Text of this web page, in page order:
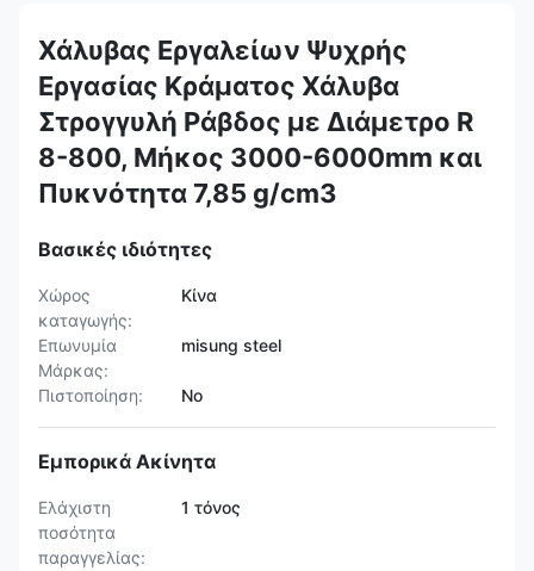
Χάλυβας Εργαλείων Ψυχρής
Εργασίας Κράματος Χάλυβα
Στρογγυλή Ράβδος με Διάμετρο R
8-800, Μήκος 3000-6000mm και
Πυκνότητα 7,85 g/cm3
Βασικές ιδιότητες
Χώρος
καταγωγής:
Κίνα
Επωνυμία
Μάρκας:
misung steel
Πιστοποίηση: No
Εμπορικά Ακίνητα
Ελάχιστη
ποσότητα
παραγγελίας:
1 τόνος